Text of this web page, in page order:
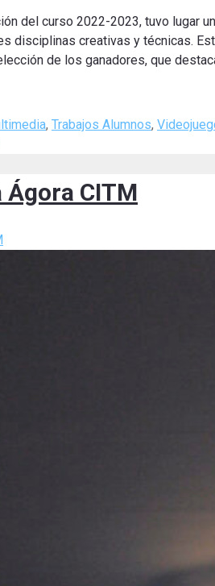
del curso 2022-2023, tuvo lugar
disciplinas creativas y técnicas.
de los ganadores, que
, Trabajos Alumnos,
Ágora CITM